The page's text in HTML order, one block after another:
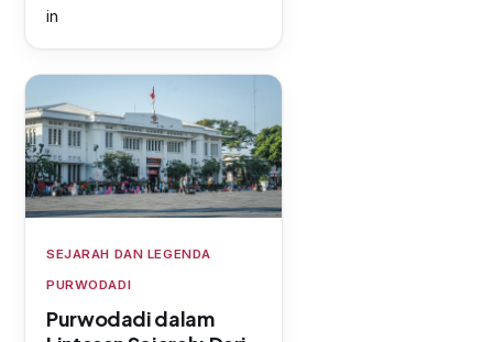
in
SEJARAH DAN LEGENDA
PURWODADI
Purwodadi dalam